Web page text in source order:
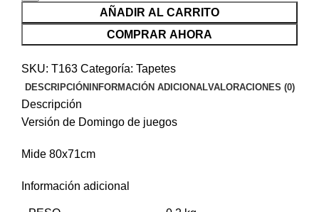
AÑADIR AL CARRITO
COMPRAR AHORA
SKU: T163 Categoría: Tapetes
DESCRIPCIÓN INFORMACIÓN ADICIONALVALORACIONES (0)
Descripción
Versión de Domingo de juegos
Mide 80x71cm
Información adicional